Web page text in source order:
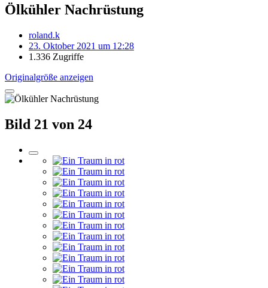
Ölkühler Nachrüstung
roland.k
23. Oktober 2021 um 12:28
1.336 Zugriffe
Originalgröße anzeigen
Bild 21 von 24